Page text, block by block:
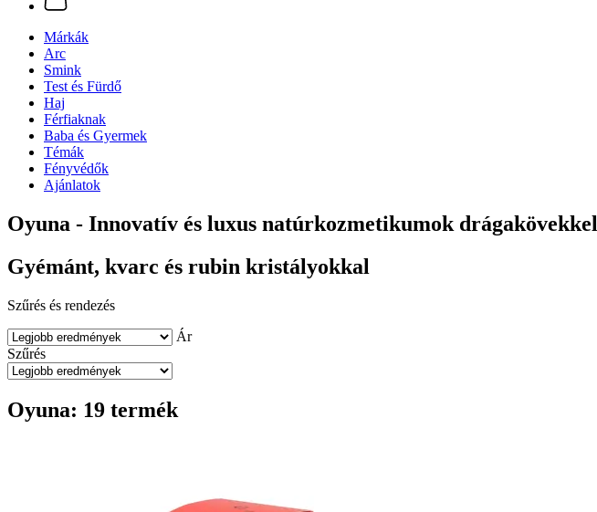
Márkák
Arc
Smink
Test és Fürdő
Haj
Férfiaknak
Baba és Gyermek
Témák
Fényvédők
Ajánlatok
Oyuna - Innovatív és luxus natúrkozmetikumok drágakövekkel
Gyémánt, kvarc és rubin kristályokkal
Szűrés és rendezés
Ár
Szűrés
Oyuna: 19 termék